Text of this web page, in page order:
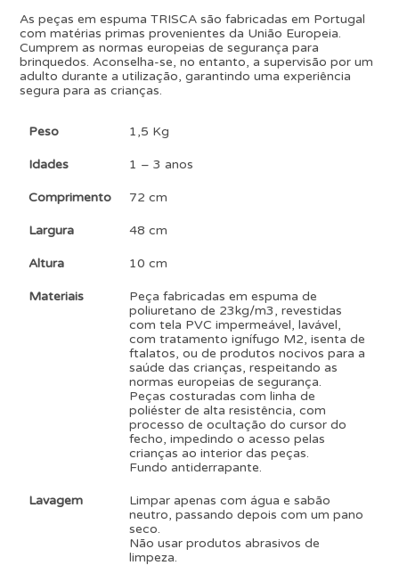
As peças em espuma TRISCA são fabricadas em Portugal
com matérias primas provenientes da União Europeia.
Cumprem as normas europeias de segurança para
brinquedos. Aconselha-se, no entanto, a supervisão por um
adulto durante a utilização, garantindo uma experiência
segura para as crianças.
Peso 1,5 Kg
Idades 1 – 3 anos
Comprimento 72 cm
Largura 48 cm
Altura 10 cm
Materiais
Peça fabricadas em espuma de
poliuretano de 23kg/m3, revestidas
com tela PVC impermeável, lavável,
com tratamento ignífugo M2, isenta de
ftalatos, ou de produtos nocivos para a
saúde das crianças, respeitando as
normas europeias de segurança.
Peças costuradas com linha de
poliéster de alta resistência, com
processo de ocultação do cursor do
fecho, impedindo o acesso pelas
crianças ao interior das peças.
Fundo antiderrapante.
Lavagem
Limpar apenas com água e sabão
neutro, passando depois com um pano
seco.
Não usar produtos abrasivos de
limpeza.